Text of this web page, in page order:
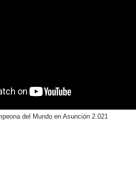
del Mundo en Asunción 2.021